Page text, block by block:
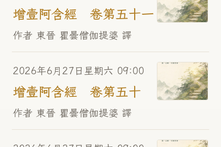
增壹阿含經 卷第五十一
作者 東晉 瞿曇僧伽提婆 譯
2026年6月27日星期六 09:00
增壹阿含經 卷第五十
作者 東晉 瞿曇僧伽提婆 譯